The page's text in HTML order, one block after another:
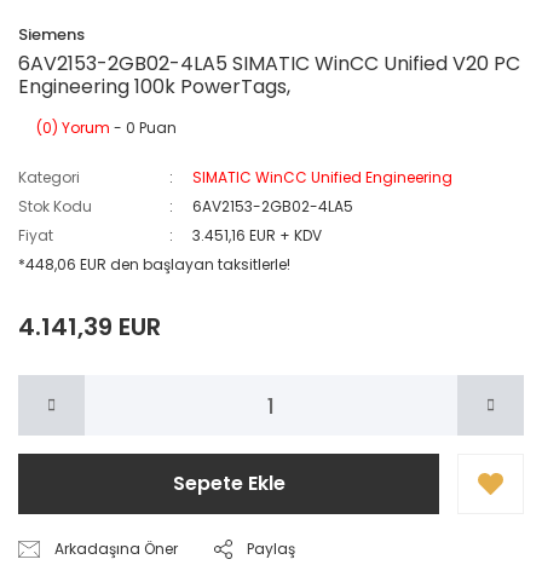
Siemens
6AV2153-2GB02-4LA5 SIMATIC WinCC Unified V20 PC
Engineering 100k PowerTags,
(0) Yorum - 0 Puan
Kategori
SIMATIC WinCC Unified Engineering
Stok Kodu
6AV2153-2GB02-4LA5
Fiyat
3.451,16 EUR + KDV
*448,06 EUR den başlayan taksitlerle!
4.141,39 EUR
Sepete Ekle
Arkadaşına Öner Paylaş